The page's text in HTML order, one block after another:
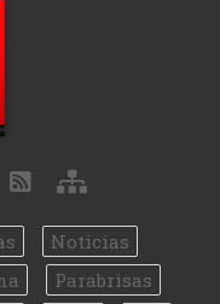
Noticias
Parabrisas